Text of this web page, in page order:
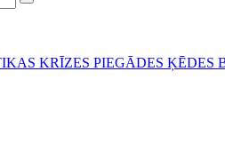
KRĪZES PIEGĀDES ĶĒDES